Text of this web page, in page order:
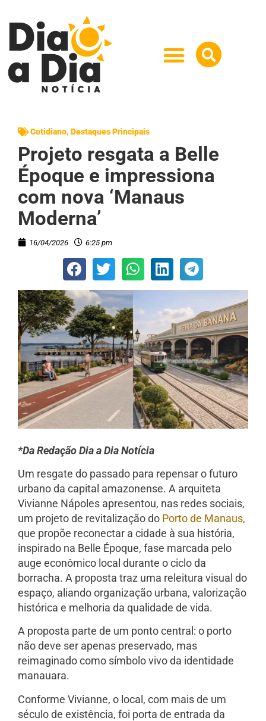
Cotidiano, Destaques Principais
Projeto resgata a Belle
Époque e impressiona
com nova ‘Manaus
Moderna’
16/04/2026 6:25 pm
*Da Redação Dia a Dia Notícia
Um resgate do passado para repensar o futuro
urbano da capital amazonense. A arquiteta
Vivianne Nápoles apresentou, nas redes sociais,
um projeto de revitalização do Porto de Manaus,
que propõe reconectar a cidade à sua história,
inspirado na Belle Époque, fase marcada pelo
auge econômico local durante o ciclo da
borracha. A proposta traz uma releitura visual do
espaço, aliando organização urbana, valorização
histórica e melhoria da qualidade de vida.
A proposta parte de um ponto central: o porto
não deve ser apenas preservado, mas
reimaginado como símbolo vivo da identidade
manauara.
Conforme Vivianne, o local, com mais de um
século de existência, foi porta de entrada da